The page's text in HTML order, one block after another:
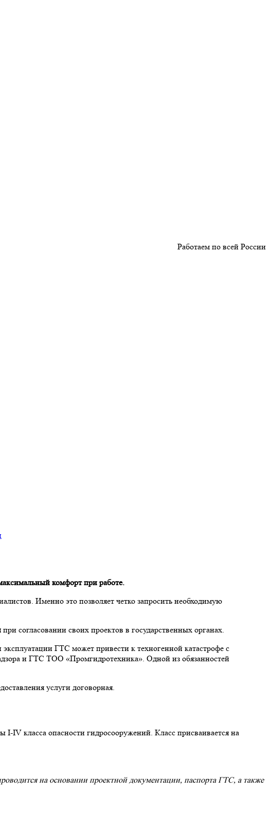
Работаем по всей России
комфорт при работе.
Именно это позволяет четко запросить необходимую
при согласовании своих проектов в государственных органах.
ГТС может привести к техногенной катастрофе с
и ГТС ТОО «Промгидротехника». Одной из обязанностей
услуги договорная.
IV класса опасности гидросооружений. Класс присваивается на
на основании проектной документации, паспорта ГТС, а также